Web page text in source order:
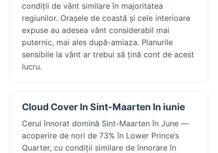
condiții de vânt similare în majoritatea
regiunilor. Orașele de coastă și cele interioare
expuse au adesea vânt considerabil mai
puternic, mai ales după-amiaza. Planurile
sensibile la vânt ar trebui să țină cont de acest
lucru.
Cloud Cover In Sint-Maarten In iunie
Cerul înnorat domină Sint-Maarten în June —
acoperire de nori de 73% în Lower Prince’s
Quarter, cu condiții similare de înnorare în